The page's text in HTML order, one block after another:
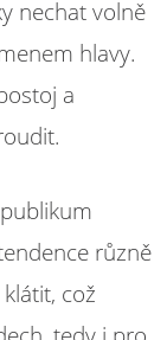
nechat volně
hlavy.
a
různě
což